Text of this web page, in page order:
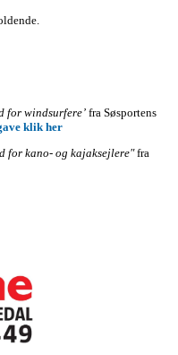
for windsurfere’ fra Søsportens
klik her
for kano- og kajaksejlere"fra